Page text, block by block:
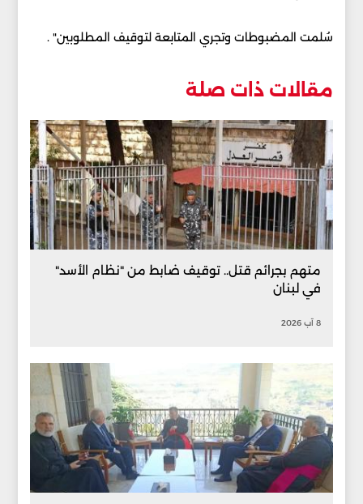
سُلمت المضبوطات وتجري المتابعة لتوقيف المطلوبين" .
مقالات ذات صلة
متهم بجرائم قتل.. توقيف ضابط من "نظام الأسد"
في لبنان
8 آب 2026